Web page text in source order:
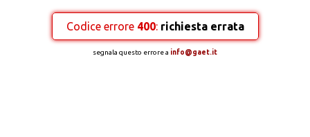
Codice errore 400: richiesta errata
segnala questo errore a info@gaet.it